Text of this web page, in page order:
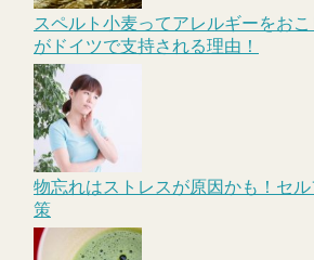
スペルト小麦ってアレルギーをお
がドイツで支持される理由！
物忘れはストレスが原因かも！セ
策